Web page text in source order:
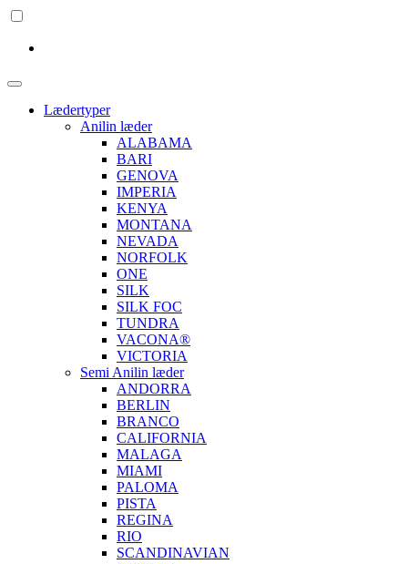
Lædertyper
Anilin læder
ALABAMA
BARI
GENOVA
IMPERIA
KENYA
MONTANA
NEVADA
NORFOLK
ONE
SILK
SILK FOC
TUNDRA
VACONA®
VICTORIA
Semi Anilin læder
ANDORRA
BERLIN
BRANCO
CALIFORNIA
MALAGA
MIAMI
PALOMA
PISTA
REGINA
RIO
SCANDINAVIAN